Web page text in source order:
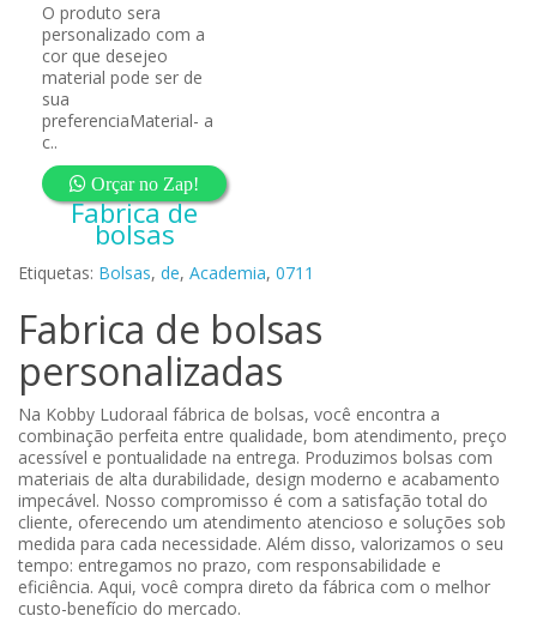
O produto sera
personalizado com a
cor que desejeo
material pode ser de
sua
preferenciaMaterial- a
c..
Orçar no Zap!
Fabrica de
bolsas
Etiquetas: Bolsas, de, Academia, 0711
Fabrica de bolsas
personalizadas
Na Kobby Ludoraal fábrica de bolsas, você encontra a
combinação perfeita entre qualidade, bom atendimento, preço
acessível e pontualidade na entrega. Produzimos bolsas com
materiais de alta durabilidade, design moderno e acabamento
impecável. Nosso compromisso é com a satisfação total do
cliente, oferecendo um atendimento atencioso e soluções sob
medida para cada necessidade. Além disso, valorizamos o seu
tempo: entregamos no prazo, com responsabilidade e
eficiência. Aqui, você compra direto da fábrica com o melhor
custo-benefício do mercado.